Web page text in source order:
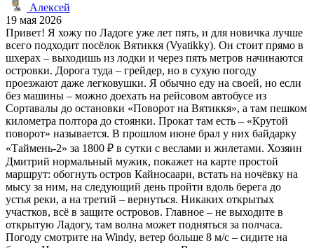
Алексей
19 мая 2026
Привет! Я хожу по Ладоге уже лет пять, и для новичка лучше
всего подходит посёлок Вятиккя (Vyatikky). Он стоит прямо в
шхерах – выходишь из лодки и через пять метров начинаются
островки. Дорога туда – грейдер, но в сухую погоду
проезжают даже легковушки. Я обычно еду на своей, но если
без машины – можно доехать на рейсовом автобусе из
Сортавалы до остановки «Поворот на Вятиккя», а там пешком
километра полтора до стоянки. Прокат там есть – «Крутой
поворот» называется. В прошлом июне брал у них байдарку
«Таймень-2» за 1800 ₽ в сутки с веслами и жилетами. Хозяин
Дмитрий нормальный мужик, покажет на карте простой
маршрут: обогнуть остров Кайносаари, встать на ночёвку на
мысу за ним, на следующий день пройти вдоль берега до
устья реки, а на третий – вернуться. Никаких открытых
участков, всё в защите островов. Главное – не выходите в
открытую Ладогу, там волна может подняться за полчаса.
Погоду смотрите на Windy, ветер больше 8 м/с – сидите на